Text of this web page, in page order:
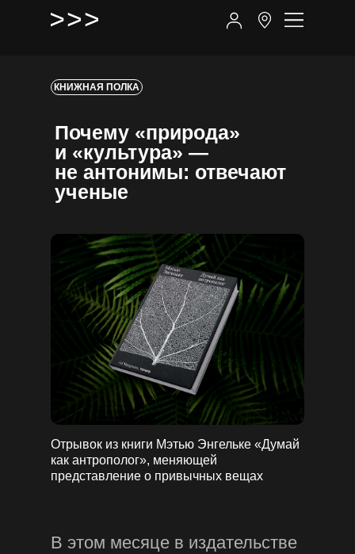
Отрывок из книги Мэтью Энгельке «Думай
как антрополог», меняющей
представление о привычных вещах
Почему «природа»
и «культура» —
не антонимы: отвечают
ученые
КНИЖНАЯ ПОЛКА
В этом месяце в издательстве